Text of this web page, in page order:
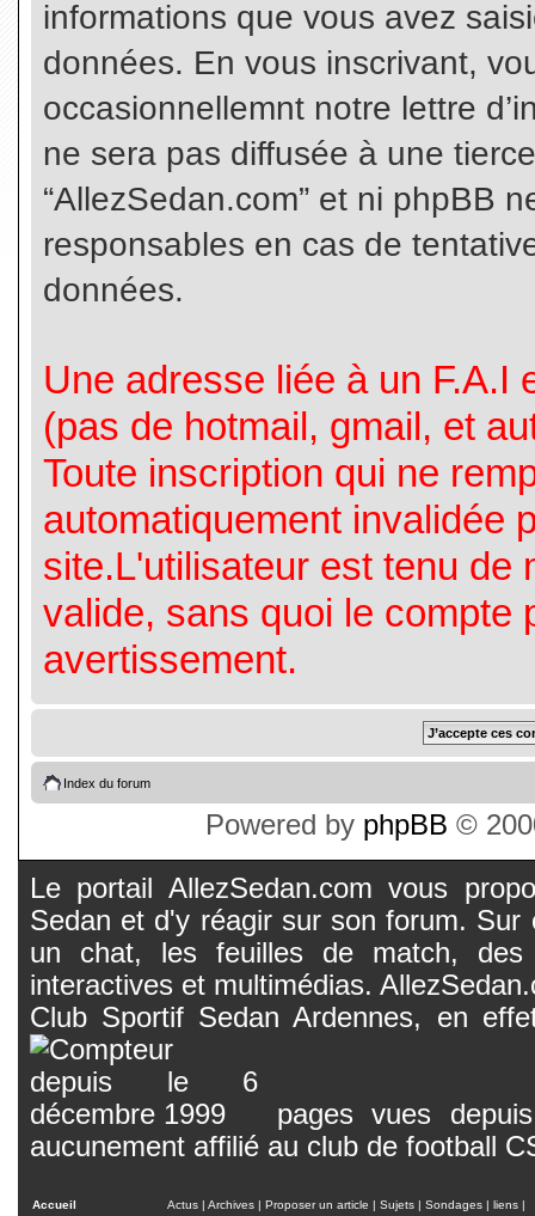
informations que vous avez
données. En vous inscrivant,
occasionnellemnt notre lettre
ne sera pas diffusée à une
“AllezSedan.com” et ni phpBB
responsables en cas de
données.
Une adresse liée à un F.A.I
(pas de hotmail, gmail, et
Toute inscription qui ne
automatiquement invalidée
site.L'utilisateur est tenu de
valide, sans quoi le compte
avertissement.
Index du forum
Powered by phpBB ©
Le portail AllezSedan.com vous
Sedan et d'y réagir sur son forum.
un chat, les feuilles de match, des
interactives et multimédias.
Club Sportif Sedan Ardennes, en
pages vues
aucunement affilié au club de football
Accueil Actus | Archives | Proposer un article | Sujets | Sondages | liens |